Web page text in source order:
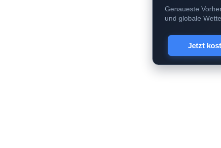
Genaueste
und globale
Jetzt